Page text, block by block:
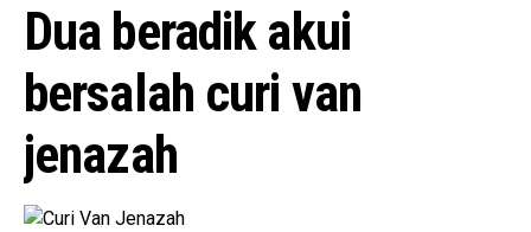
Dua beradik akui
bersalah curi van
jenazah